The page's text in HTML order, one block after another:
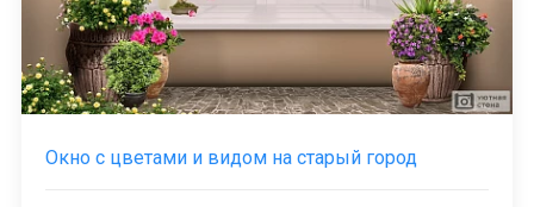
Окно с цветами и видом на старый город